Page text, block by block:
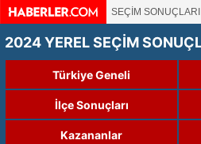
SEÇİM SONUÇLARI
2024 YEREL SEÇİM
Türkiye Geneli
İlçe Sonuçları
Kazananlar